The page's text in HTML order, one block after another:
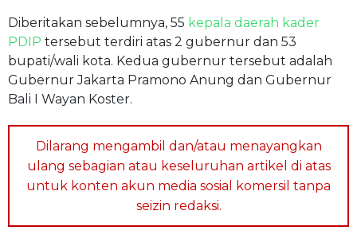
Diberitakan sebelumnya, 55 kepala daerah kader
PDIP tersebut terdiri atas 2 gubernur dan 53
bupati/wali kota. Kedua gubernur tersebut adalah
Gubernur Jakarta Pramono Anung dan Gubernur
Bali I Wayan Koster.
Dilarang mengambil dan/atau menayangkan
ulang sebagian atau keseluruhan artikel di atas
untuk konten akun media sosial komersil tanpa
seizin redaksi.